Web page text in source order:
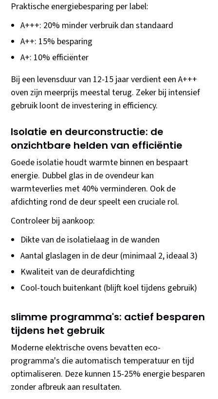
Praktische energiebesparing per label:
A+++: 20% minder verbruik dan standaard
A++: 15% besparing
A+: 10% efficiënter
Bij een levensduur van 12-15 jaar verdient een A+++
oven zijn meerprijs meestal terug. Zeker bij intensief
gebruik loont de investering in efficiency.
Isolatie en deurconstructie: de
onzichtbare helden van efficiëntie
Goede isolatie houdt warmte binnen en bespaart
energie. Dubbel glas in de ovendeur kan
warmteverlies met 40% verminderen. Ook de
afdichting rond de deur speelt een cruciale rol.
Controleer bij aankoop:
Dikte van de isolatielaag in de wanden
Aantal glaslagen in de deur (minimaal 2, ideaal 3)
Kwaliteit van de deurafdichting
Cool-touch buitenkant (blijft koel tijdens gebruik)
slimme programma's: actief besparen
tijdens het gebruik
Moderne elektrische ovens bevatten eco-
programma's die automatisch temperatuur en tijd
optimaliseren. Deze kunnen 15-25% energie besparen
zonder afbreuk aan resultaten.